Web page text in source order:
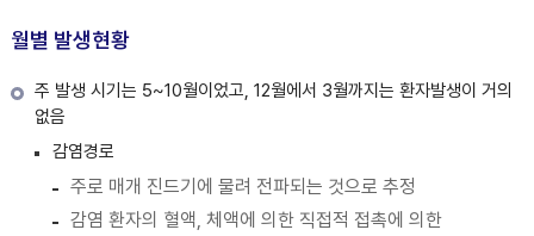
월별 발생현황
주 발생 시기는 5~10월이었고, 12월에서 3월까지는 환자발생이 거의
없음
감염경로
주로 매개 진드기에 물려 전파되는 것으로 추정
감염 환자의 혈액, 체액에 의한 직접적 접촉에 의한